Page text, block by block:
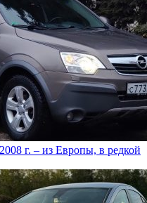
г. – из Европы, в редкой